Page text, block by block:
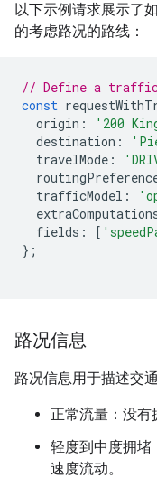
以下示例请求展示了
的考虑路况的路线：
// Define a traffic
const
origin : '200
destination :
travelMode :
trafficModel :
fields : [
};
路况信息
路况信息用于描述交
正常流量：没有
轻度到中度拥堵
速度流动。